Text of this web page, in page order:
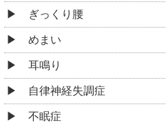
ぎっくり腰
めまい
耳鳴り
自律神経失調症
不眠症